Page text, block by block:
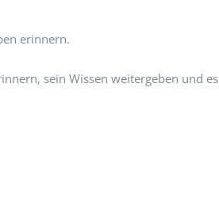
erinnern.
sein Wissen weitergeben und es